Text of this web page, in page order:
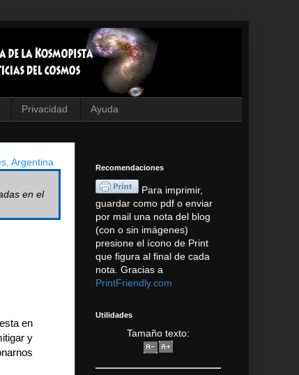
Privacidad Ayuda
Argentina
en el
en
y
Recomendaciones
Para imprimir,
guardar como pdf o enviar
por mail una nota del blog
(con o sin imágenes)
presione el ícono de Print
que figura al final de cada
nota. Gracias a
PrintFriendly.com
Utilidades
Tamaño texto: